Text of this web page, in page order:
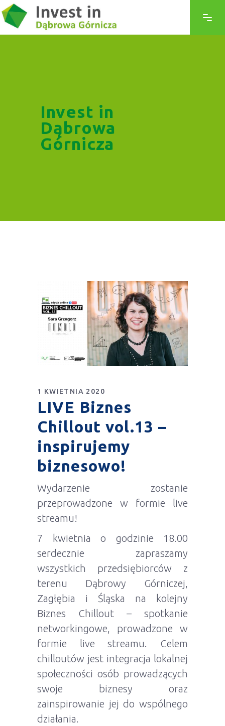
Invest in
Dąbrowa
Górnicza
1 KWIETNIA 2020
LIVE Biznes
Chillout vol.13 –
inspirujemy
biznesowo!
Wydarzenie zostanie
przeprowadzone w formie live
streamu!
7 kwietnia o godzinie 18.00
serdecznie zapraszamy
wszystkich przedsiębiorców z
terenu Dąbrowy Górniczej,
Zagłębia i Śląska na kolejny
Biznes Chillout – spotkanie
networkingowe, prowadzone w
formie live streamu. Celem
chilloutów jest integracja lokalnej
społeczności osób prowadzących
swoje biznesy oraz
zainspirowanie jej do wspólnego
działania.